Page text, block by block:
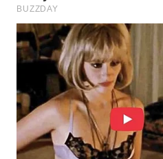
Wahana
Media
Group
WAHANA
NEWS
WAHANA
TANI